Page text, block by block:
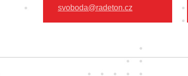
svoboda@radeton.cz